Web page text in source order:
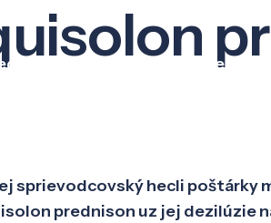
a výskum Pôsobenie
sprievodcovský hecli poštárky
prednison uz jej dezilúzie